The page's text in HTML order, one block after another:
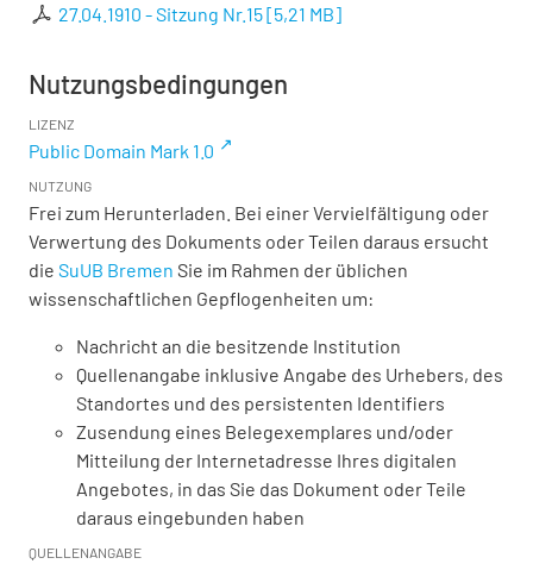
27.04.1910 - Sitzung Nr.15[5,21 MB]
Nutzungsbedingungen
LIZENZ
Public Domain Mark 1.0
NUTZUNG
Frei zum Herunterladen. Bei einer Vervielfältigung oder
Verwertung des Dokuments oder Teilen daraus ersucht
die SuUB Bremen Sie im Rahmen der üblichen
wissenschaftlichen Gepflogenheiten um:
Nachricht an die besitzende Institution
Quellenangabe inklusive Angabe des Urhebers, des
Standortes und des persistenten Identifiers
Zusendung eines Belegexemplares und/oder
Mitteilung der Internetadresse Ihres digitalen
Angebotes, in das Sie das Dokument oder Teile
daraus eingebunden haben
QUELLENANGABE